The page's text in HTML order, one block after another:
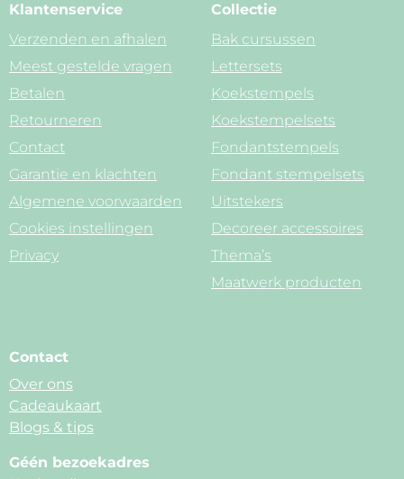
Klantenservice
Verzenden en afhalen
Meest gestelde vragen
Betalen
Retourneren
Contact
Garantie en klachten
Algemene voorwaarden
Cookies instellingen
Privacy
Collectie
Bak cursussen
Lettersets
Koekstempels
Koekstempelsets
Fondantstempels
Fondant stempelsets
Uitstekers
Decoreer accessoires
Thema’s
Maatwerk producten
Contact
Over ons
Cadeaukaart
Blogs & tips
Géén bezoekadres